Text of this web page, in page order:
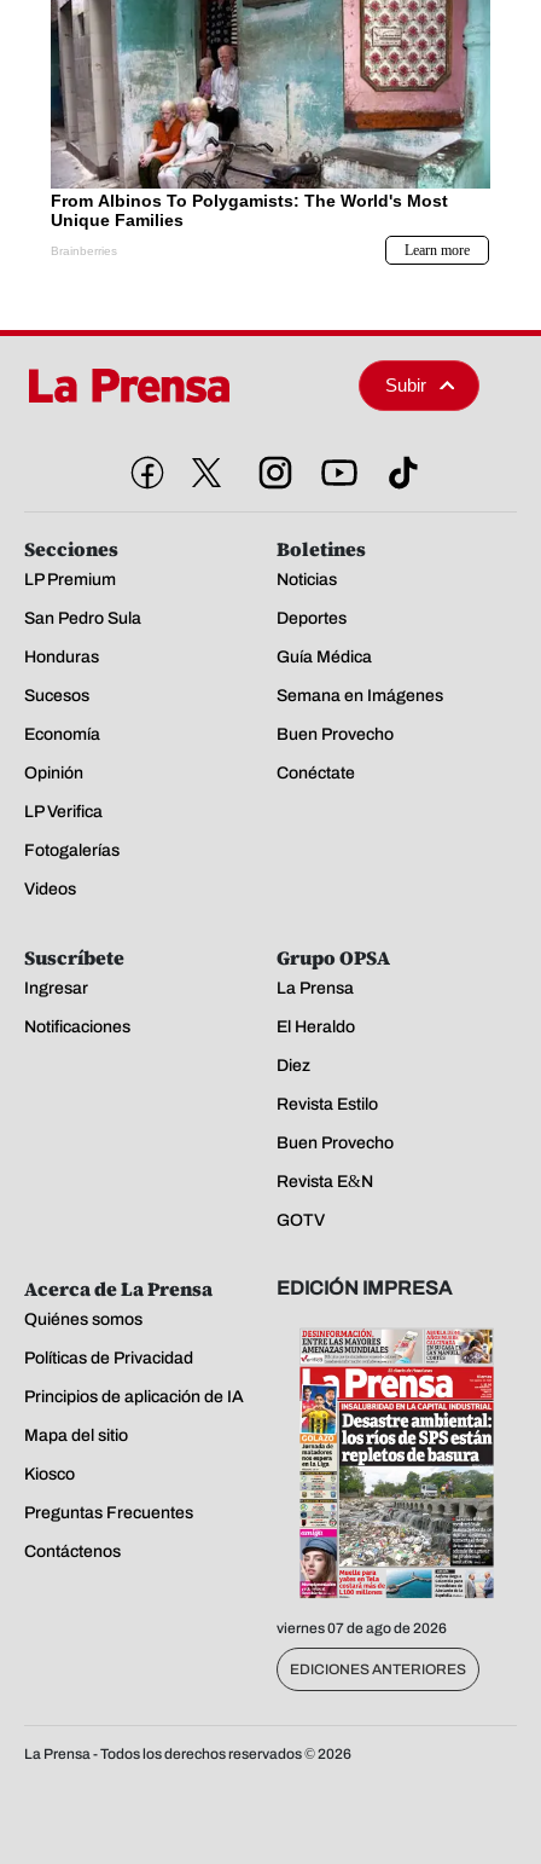
Subir
Secciones
LP Premium
San Pedro Sula
Honduras
Sucesos
Economía
Opinión
LP Verifica
Fotogalerías
Videos
Boletines
Noticias
Deportes
Guía Médica
Semana en Imágenes
Buen Provecho
Conéctate
Suscríbete
Ingresar
Notificaciones
Grupo OPSA
La Prensa
El Heraldo
Diez
Revista Estilo
Buen Provecho
Revista E&N
GOTV
Acerca de La Prensa
Quiénes somos
Políticas de Privacidad
Principios de aplicación de IA
Mapa del sitio
Kiosco
Preguntas Frecuentes
Contáctenos
EDICIÓN IMPRESA
viernes 07 de ago de 2026
EDICIONES ANTERIORES
La Prensa - Todos los derechos reservados ©2026